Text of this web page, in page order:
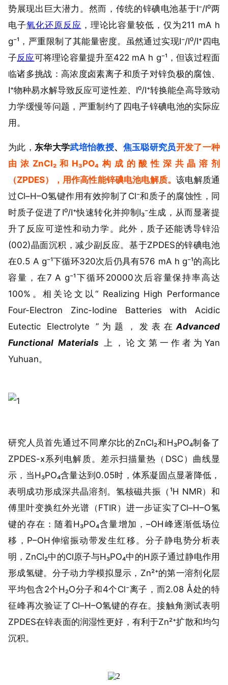
势展现出巨大潜力。然而，传统的锌碘电池基于I⁻/I⁰两
电子氧化还原反应 ，理论比容量较低，仅为211 mA h
g⁻¹，严重限制了其能量密度。虽然通过实现I⁻/I⁰/I⁺四电
子反应可将理论容量提升至422 mA h g⁻¹，但该过程面
临诸多挑战：高浓度卤素离子和质子对锌负极的腐蚀、
I⁺物种易水解导致反应可逆性差、I⁰/I⁺转换能垒高导致动
力学缓慢等问题，严重制约了 四电子锌碘电池的实际应
用。
为此， 东华大学武培怡教授、 焦玉聪研究员开发了一种
由浓ZnCl₂和H₃PO₄构成的酸性深共晶溶剂
（ZPDES），用作高性能锌碘电池电解质。该电解质通
过Cl–H–O氢键作用有效抑制了Cl⁻和质子的腐蚀性，同
时质子促进了I⁰/I⁺快速转化并抑制I₃⁻生成，从而显著提
升了反应可逆性和动力学。此外，质子还能诱导锌沿
(002)晶面沉积，减少副反应。基于ZPDES的锌碘电池
在0.5 A g⁻¹下循环320次后仍具有576 mA h g⁻¹的高比
容量，在7 A g⁻¹下循环20000次后容量保持率高达
100%。相关论文以“ Realizing High Performance
Four-Electron Zinc-Iodine Batteries with Acidic
Eutectic Electrolyte ”为题，发表在 Advanced
Functional Materials 上，论文第一作者为Yan
Yuhuan。
研究人员首先通过不同摩尔比的ZnCl₂和H₃PO₄制备了
ZPDES-x系列电解质。差示扫描量热（DSC）曲线显
示，当H₃PO₄含量达到0.05时，体系凝固点显著降低，
表明成功形成深共晶溶剂。氢核磁共振（¹H NMR）和
傅里叶变换红外光谱（FTIR）进一步证实了Cl–H–O氢
键的存在：随着H₃PO₄含量增加，–OH峰逐渐低场位
移，P–OH伸缩振动带发生红移。分子静电势分析表
明，ZnCl₂中的Cl原子与H₃PO₄中的H原子通过静电作用
形成氢键。分子动力学模拟显示，Zn²⁺的第一溶剂化层
平均包含2个H₂O分子和4个Cl⁻离子，而2.08 Å处的特
征峰再次验证了Cl–H–O氢键的存在。接触角测试表明
ZPDES在锌表面的润湿性更好，有利于Zn²⁺扩散和均匀
沉积。